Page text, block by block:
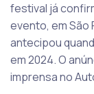
festival já
evento, em São
antecipou
em 2024. O
imprensa no